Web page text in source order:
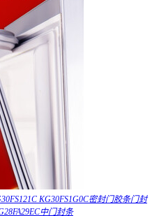
KG30FS1G0C密封门胶条门封
中门封条